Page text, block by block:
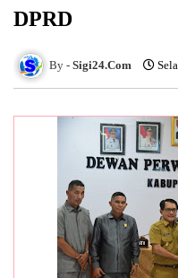
DPRD
Sigi24.Com